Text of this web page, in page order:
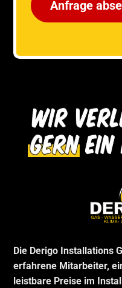
Die Derigo Installations
erfahrene Mitarbeiter,
leistbare Preise im